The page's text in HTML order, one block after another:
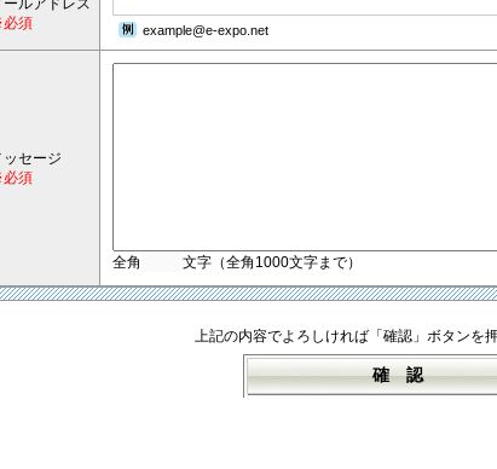
ールアドレス
須
example@e-expo.net
ッセージ
須
全角 文字（全角1000文字まで）
上記の内容でよろしければ「確認」ボタンを